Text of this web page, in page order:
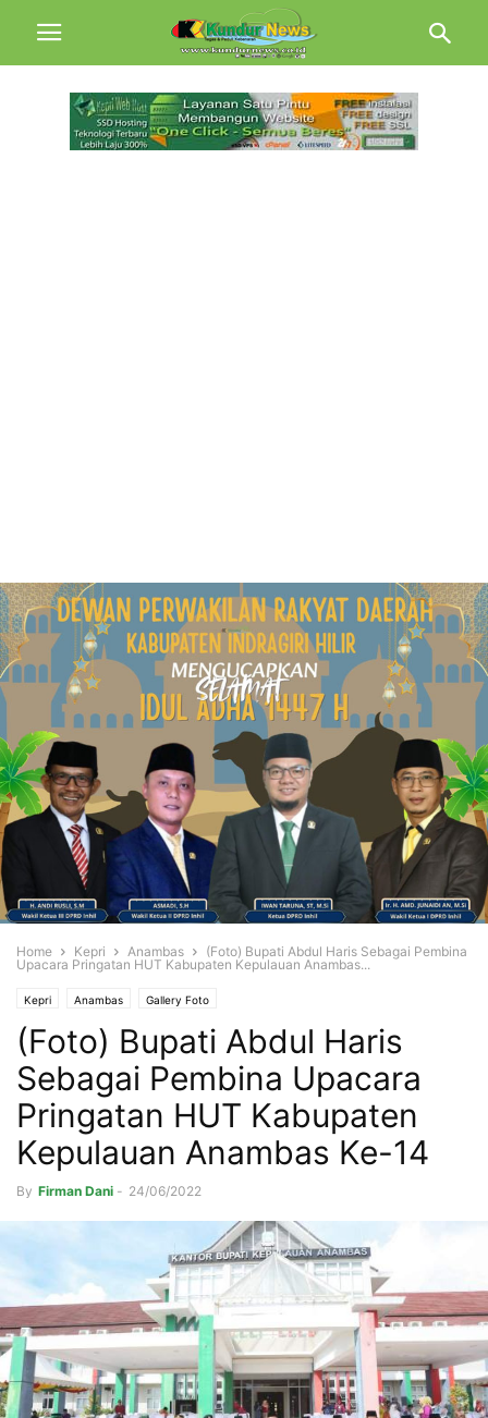
Home Kepri Anambas
(Foto) Bupati Abdul Haris Sebagai Pembina
Upacara Pringatan HUT Kabupaten Kepulauan Anambas...
Kepri Anambas Gallery Foto
(Foto) Bupati Abdul Haris
Sebagai Pembina Upacara
Pringatan HUT Kabupaten
Kepulauan Anambas Ke-14
By Firman Dani - 24/06/2022